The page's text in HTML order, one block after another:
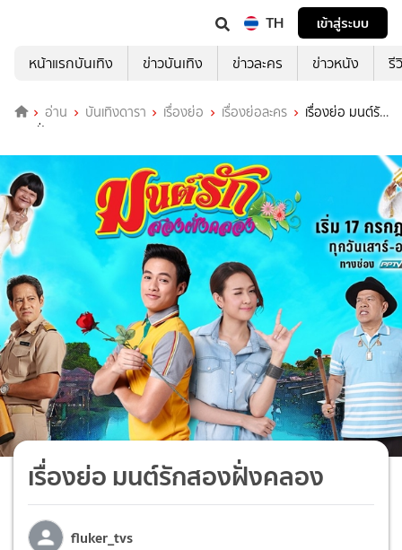
TH
เข้าสู่ระบบ
หน้าแรกบันเทิง
ข่าวบันเทิง ข่าวละคร ข่าวหนัง รี
อ่าน บันเทิงดารา เรื่องย่อ เรื่องย่อละคร
เรื่องย่อ มนต์รัก
สองฝั่งคลอง
เรื่องย่อ มนต์รักสองฝั่งคลอง
fluker_tvs